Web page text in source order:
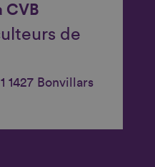
CVB
de
1427 Bonvillars